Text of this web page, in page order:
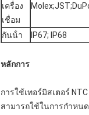
เครื่อง
เชื่อม
กันน้ํา IP67; IP68
หลักการ
การใช้เทอร์มิสเตอร์
สามารถใช้ในการกําหน